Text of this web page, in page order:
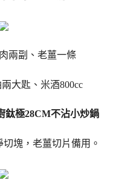
兩副、老薑一條
大匙、米酒800cc
鈦極28CM不沾小炒鍋
切塊，老薑切片備用。